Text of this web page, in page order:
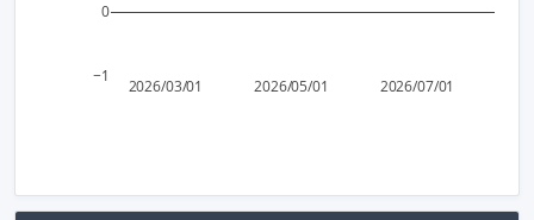
2026/03/01 2026/05/01 2026/07/01
−1
0